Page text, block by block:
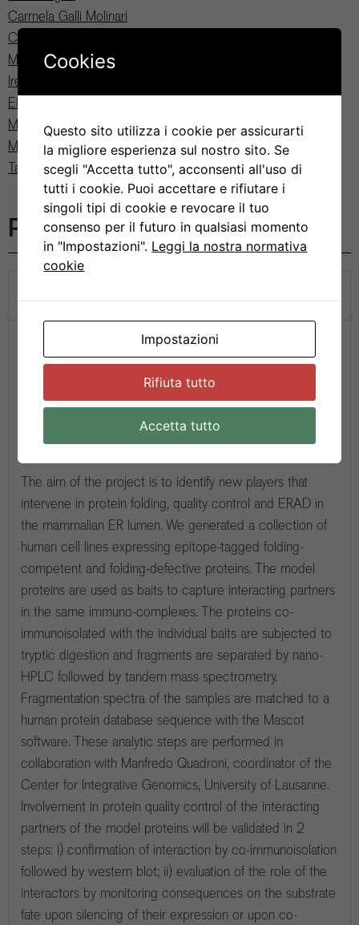
Carmela Galli Molinari
Carolin Hoefner
Marika Kucinska
Irene Martinelli
Elena Parolin
Mikhail Rudinskiy
Momo Shimizu
Tatiana Soldà
Progetti
Resident Quality Control Players
Maurizio Molinari– Group Leader
– Scientist
Status:
Overview
The aim of the project is to identify new players that
intervene in protein folding, quality control and ERAD in
the mammalian ER lumen. We generated a collection of
human cell lines expressing epitope-tagged folding-
competent and folding-defective proteins. The model
proteins are used as baits to capture interacting partners
in the same immuno-complexes. The proteins co-
immunoisolated with the individual baits are subjected to
tryptic digestion and fragments are separated by nano-
HPLC followed by tandem mass spectrometry.
Fragmentation spectra of the samples are matched to a
human protein database sequence with the Mascot
software. These analytic steps are performed in
collaboration with Manfredo Quadroni, coordinator of the
Center for Integrative Genomics, University of Lausanne.
Involvement in protein quality control of the interacting
partners of the model proteins will be validated in 2
steps: i) confirmation of interaction by co-immunoisolation
followed by western blot; ii) evaluation of the role of the
interactors by monitoring consequences on the substrate
fate upon silencing of their expression or upon co-
Cookies
Questo sito utilizza i cookie per assicurarti
la migliore esperienza sul nostro sito. Se
scegli "Accetta tutto", acconsenti all'uso di
tutti i cookie. Puoi accettare e rifiutare i
singoli tipi di cookie e revocare il tuo
consenso per il futuro in qualsiasi momento
in "Impostazioni". Leggi la nostra normativa
cookie
Impostazioni
Rifiuta tutto
Accetta tutto